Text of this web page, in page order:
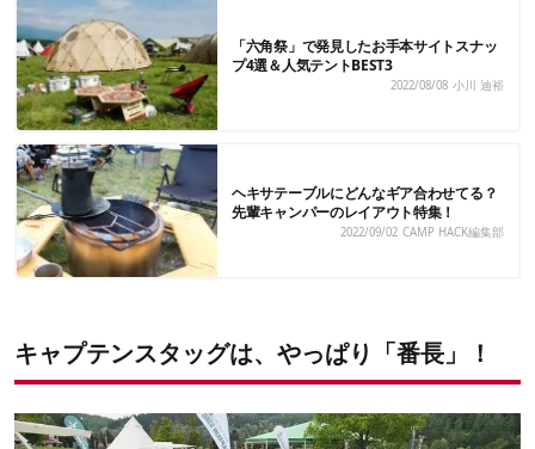
「六角祭」で発見したお手本サイトスナッ
プ4選＆人気テントBEST3
2022/08/08 小川 迪裕
ヘキサテーブルにどんなギア合わせてる？
先輩キャンパーのレイアウト特集！
2022/09/02 CAMP HACK編集部
キャプテンスタッグは、やっぱり「番長」！